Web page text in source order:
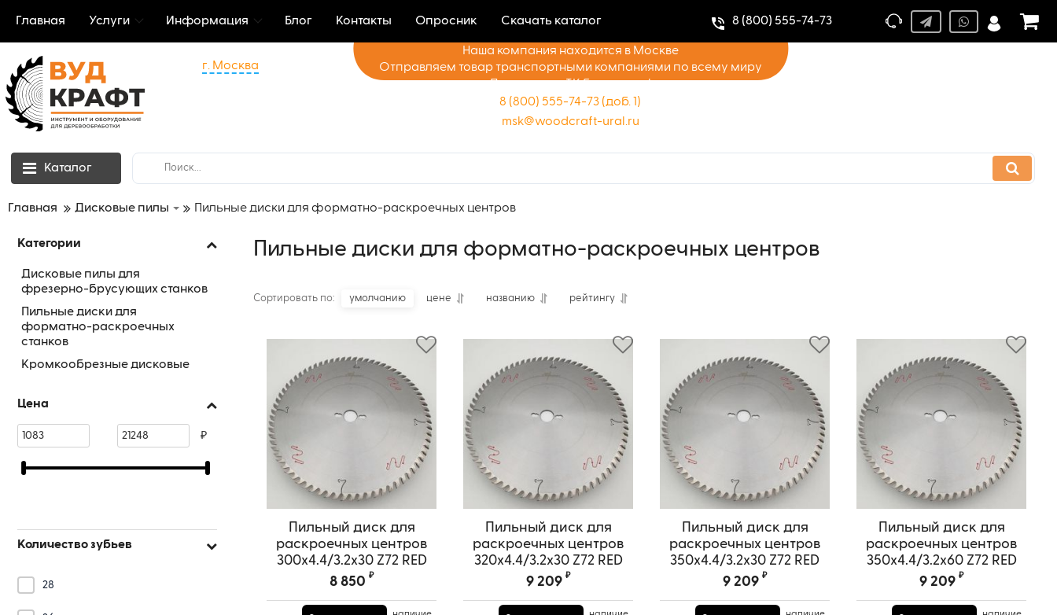
Главная Услуги Информация Блог Контакты Опросник Скачать каталог 8 (800) 555-74-73
г. Москва
Наша компания находится в Москве
Отправляем товар транспортными компаниями по всему миру
Доставка до ТК бесплатно!
8 (800) 555-74-73 (доб. 1)
msk@woodcraft-ural.ru
Каталог
Главная Дисковые пилы Пильные диски для форматно-раскроечных центров
Категории
Дисковые пилы для
фрезерно-брусующих станков
Пильные диски для
форматно-раскроечных
станков
Кромкообрезные дисковые
Торцовочные дисковые пилы
Пильные диски для форматно-
раскроечных центров
Дисковые пилы с зачистными
ножами
Цена
₽
Количество зубьев
28
Пильные диски для форматно-раскроечных центров
Сортировать по: умолчанию цене названию рейтингу
Пильный диск для
раскроечных центров
300x4.4/3.2x30 Z72 RED
SAMURAI
8 850 ₽
Пильный диск для
раскроечных центров
320x4.4/3.2x30 Z72 RED
SAMURAI
9 209 ₽
Пильный диск для
раскроечных центров
350x4.4/3.2x30 Z72 RED
SAMURAI
9 209 ₽
Пильный диск для
раскроечных центров
350x4.4/3.2x60 Z72 RED
SAMURAI
9 209 ₽